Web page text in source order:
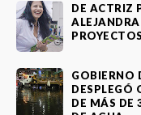
DE ACTRIZ
PROYECTOS
GOBIERNO
DESPLEGÓ
DE MÁS DE